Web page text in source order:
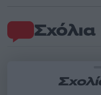
Σχόλια